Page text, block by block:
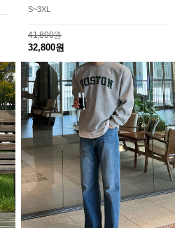
S~3XL
41,800원
32,800원